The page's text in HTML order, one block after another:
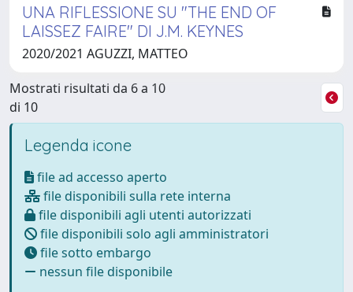
UNA RIFLESSIONE SU "THE END OF
LAISSEZ FAIRE" DI J.M. KEYNES
2020/2021 AGUZZI, MATTEO
Mostrati risultati da 6 a 10
di 10
Legenda icone
file ad accesso aperto
file disponibili sulla rete interna
file disponibili agli utenti autorizzati
file disponibili solo agli amministratori
file sotto embargo
nessun file disponibile